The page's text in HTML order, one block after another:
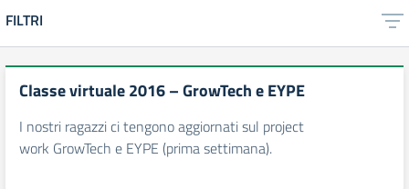
FILTRI
Classe virtuale 2016 – GrowTech e EYPE
I nostri ragazzi ci tengono aggiornati sul project
work GrowTech e EYPE (prima settimana).